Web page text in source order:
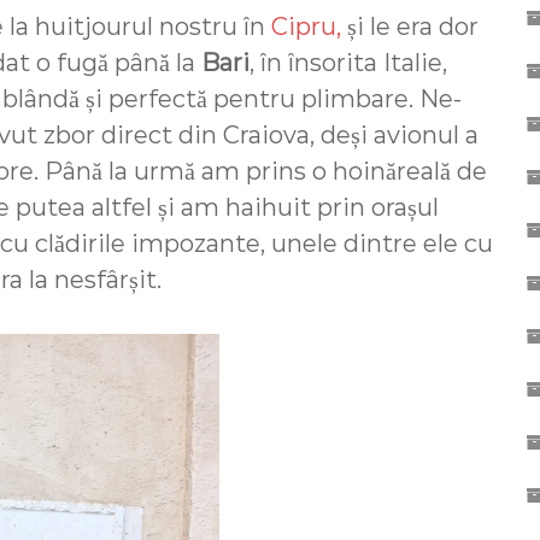
la huitjourul nostru în Cipru, și le era dor
o fugă până la Bari, în însorita Italie,
și perfectă pentru plimbare. Ne-
zbor direct din Craiova, deși avionul a
Până la urmă am prins o hoinăreală de
putea altfel și am haihuit prin orașul
clădirile impozante, unele dintre ele cu
la nesfârșit.